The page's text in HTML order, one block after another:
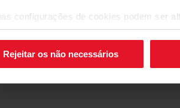
configurações de cookies podem ser
inferior direito do ecrã.
Rejeitar os não necessários